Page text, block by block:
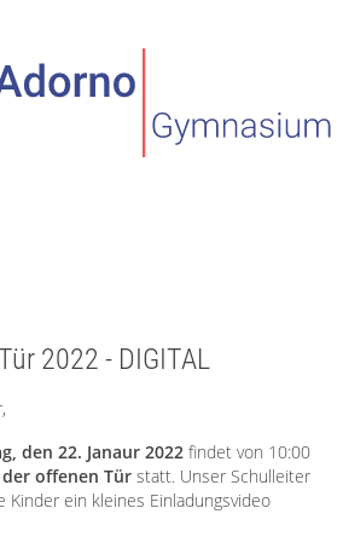
2022 - DIGITAL
den 22. Janaur 2022 findet von 10:00
der offenen Tür statt. Unser Schulleiter
Kinder ein kleines Einladungsvideo